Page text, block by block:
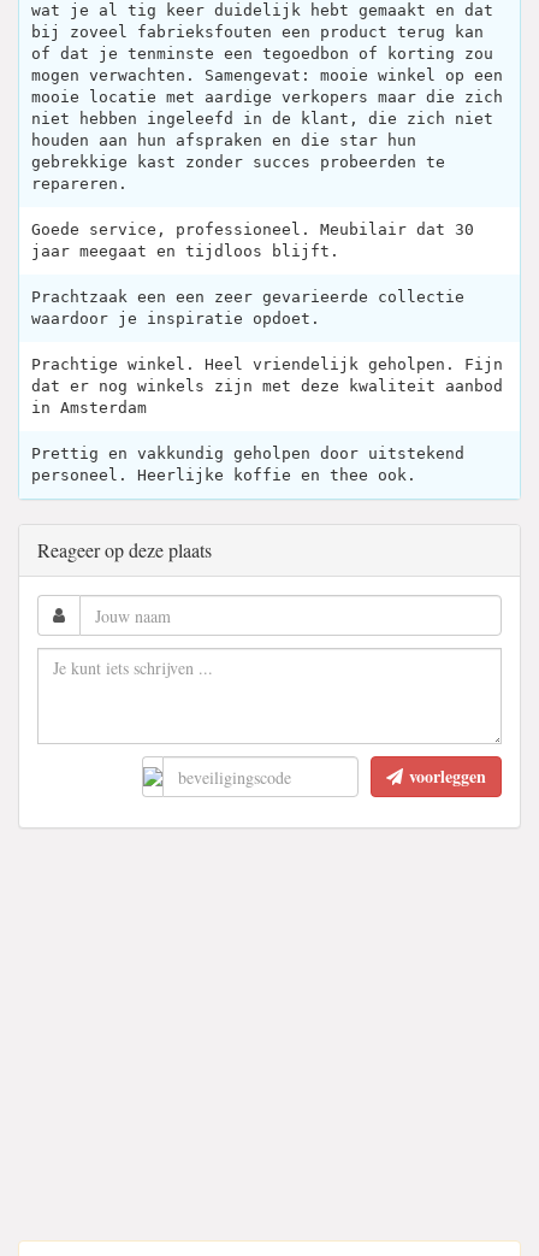
wat je al tig keer duidelijk hebt gemaakt en dat
bij zoveel fabrieksfouten een product terug kan
of dat je tenminste een tegoedbon of korting zou
mogen verwachten. Samengevat: mooie winkel op een
mooie locatie met aardige verkopers maar die zich
niet hebben ingeleefd in de klant, die zich niet
houden aan hun afspraken en die star hun
gebrekkige kast zonder succes probeerden te
repareren.
Goede service, professioneel. Meubilair dat 30
jaar meegaat en tijdloos blijft.
Prachtzaak een een zeer gevarieerde collectie
waardoor je inspiratie opdoet.
Prachtige winkel. Heel vriendelijk geholpen. Fijn
dat er nog winkels zijn met deze kwaliteit aanbod
in Amsterdam
Prettig en vakkundig geholpen door uitstekend
personeel. Heerlijke koffie en thee ook.
Reageer op deze plaats
voorleggen